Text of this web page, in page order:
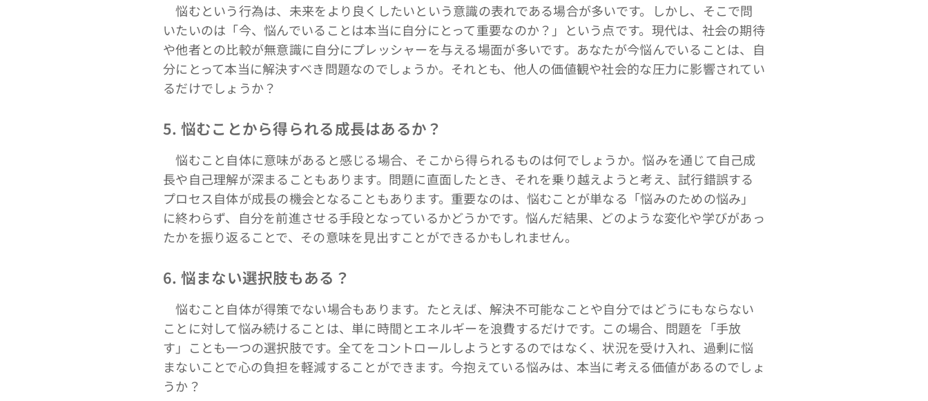
悩むという行為は、未来をより良くしたいという意識の表れである場合が多いです。しかし、そこで問
いたいのは「今、悩んでいることは本当に自分にとって重要なのか？」という点です。現代は、社会の期待
や他者との比較が無意識に自分にプレッシャーを与える場面が多いです。あなたが今悩んでいることは、自
分にとって本当に解決すべき問題なのでしょうか。それとも、他人の価値観や社会的な圧力に影響されてい
るだけでしょうか？
5. 悩むことから得られる成長はあるか？
悩むこと自体に意味があると感じる場合、そこから得られるものは何でしょうか。悩みを通じて自己成
長や自己理解が深まることもあります。問題に直面したとき、それを乗り越えようと考え、試行錯誤する
プロセス自体が成長の機会となることもあります。重要なのは、悩むことが単なる「悩みのための悩み」
に終わらず、自分を前進させる手段となっているかどうかです。悩んだ結果、どのような変化や学びがあっ
たかを振り返ることで、その意味を見出すことができるかもしれません。
6. 悩まない選択肢もある？
悩むこと自体が得策でない場合もあります。たとえば、解決不可能なことや自分ではどうにもならない
ことに対して悩み続けることは、単に時間とエネルギーを浪費するだけです。この場合、問題を「手放
す」ことも一つの選択肢です。全てをコントロールしようとするのではなく、状況を受け入れ、過剰に悩
まないことで心の負担を軽減することができます。今抱えている悩みは、本当に考える価値があるのでしょ
うか？